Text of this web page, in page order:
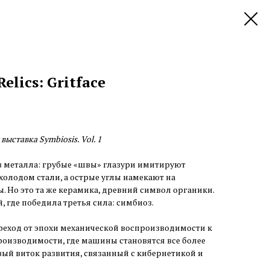
Gritface
Symbiosis. Vol. 1
грубые «швы» глазури имитируют
стали, а острые углы намекают на
это та же керамика, древний символ органики.
победила третья сила: симбиоз.
от эпохи механической воспроизводимости к
где машины становятся все более
виток развития, связанный с кибернетикой и